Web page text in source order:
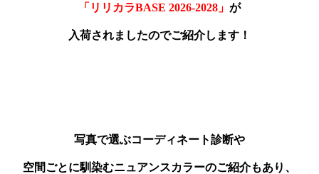
「リリカラBASE 2026-2028」 が
入荷されましたのでご紹介します！
写真で選ぶコーディネート診断や
空間ごとに馴染むニュアンスカラーのご紹介もあり、